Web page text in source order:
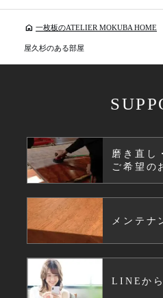
home 一枚板のATELIER MOKUBA HOME
屋久杉のある部屋
磨き直し
ご希望の
メンテナ
LINEか